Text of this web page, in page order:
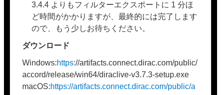
3.4.4 よりもフィルターエクスポートに 1 分ほ
ど時間がかかりますが、最終的には完了します
ので、もう少しお待ちください。
ダウンロード
Windows:https://artifacts.connect.dirac.com/public/
accord/release/win64/diraclive-v3.7.3-setup.exe
macOS:https://artifacts.connect.dirac.com/public/a